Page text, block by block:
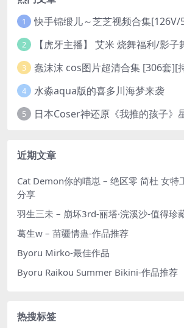
1 快手锦缎儿～芝芝视频合集[126V/
2
3 蠢沫沫 cos图片超清合集 [306套][
4 水淼aqua版的喜多川海梦来袭
5 日本Coser神还原《我推的孩子》
近期文章
Cat Demon你的喵崽 – 绝区零 简杜 女特
分享
羽生三未 – 崩坏3rd-丽塔·浣溪沙-值得珍
葛生w – 苗疆情蛊-作品推荐
Byoru Mirko-最佳作品
Byoru Raikou Summer Bikini-作品推荐
热搜标签